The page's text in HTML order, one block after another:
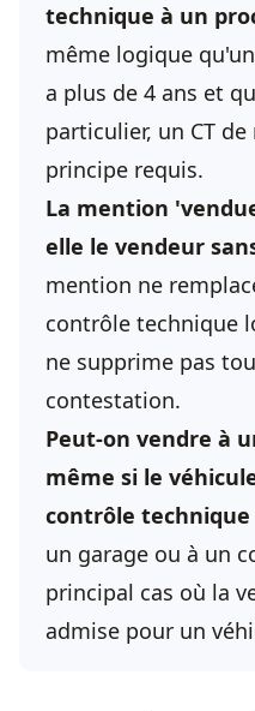
technique à un
même logique
a plus de 4 ans et
particulier, un CT
principe requis.
La mention
elle le vendeur
mention ne
contrôle technique
ne supprime pas
contestation.
Peut-on vendre à
même si le
contrôle technique
un garage ou à un
principal cas où la
admise pour un